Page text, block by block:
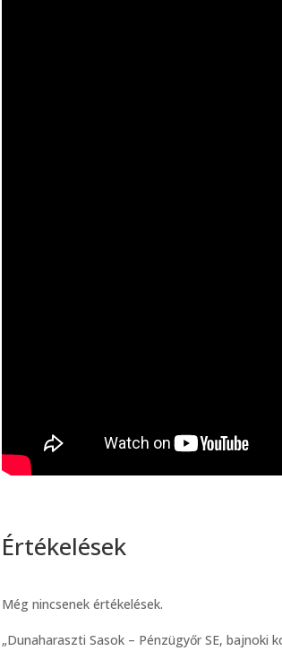
Értékelések
Még nincsenek értékelések.
„Dunaharaszti Sasok – Pénzügyőr SE, bajnoki